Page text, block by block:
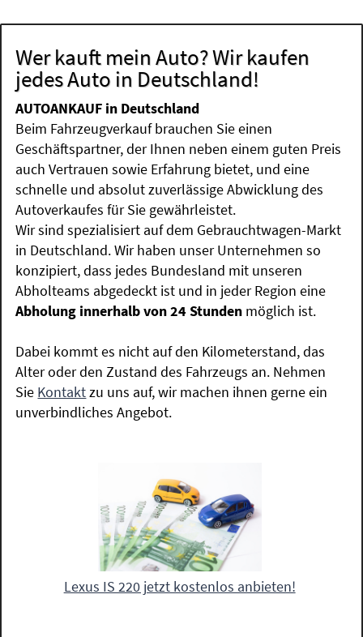
Wer kauft mein Auto? Wir kaufen
jedes Auto in Deutschland!
AUTOANKAUF in Deutschland
Beim Fahrzeugverkauf brauchen Sie einen
Geschäftspartner, der Ihnen neben einem guten Preis
auch Vertrauen sowie Erfahrung bietet, und eine
schnelle und absolut zuverlässige Abwicklung des
Autoverkaufes für Sie gewährleistet.
Wir sind spezialisiert auf dem Gebrauchtwagen-Markt
in Deutschland. Wir haben unser Unternehmen so
konzipiert, dass jedes Bundesland mit unseren
Abholteams abgedeckt ist und in jeder Region eine
Abholung innerhalb von 24 Stunden möglich ist.
Dabei kommt es nicht auf den Kilometerstand, das
Alter oder den Zustand des Fahrzeugs an. Nehmen
Sie Kontaktzu uns auf, wir machen ihnen gerne ein
unverbindliches Angebot.
Lexus IS 220 jetzt kostenlos anbieten!